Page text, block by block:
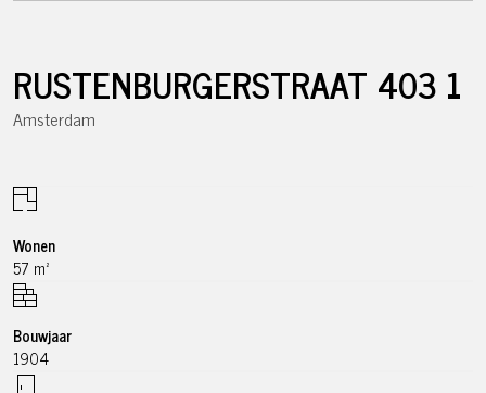
RUSTENBURGERSTRAAT 403 1
Amsterdam
Wonen
57 m²
Bouwjaar
1904